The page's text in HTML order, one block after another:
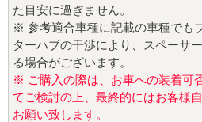
た目安に過ぎません。
※ 参考適合車種に記載の車種でも
ターハブの干渉により、スペーサ
る場合がございます。
※ ご購入の際は、お車への装着可
てご検討の上、最終的にはお客様
お願い致します。